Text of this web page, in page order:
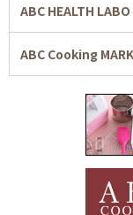
ABC HEALTH LABO
ABC Cooking